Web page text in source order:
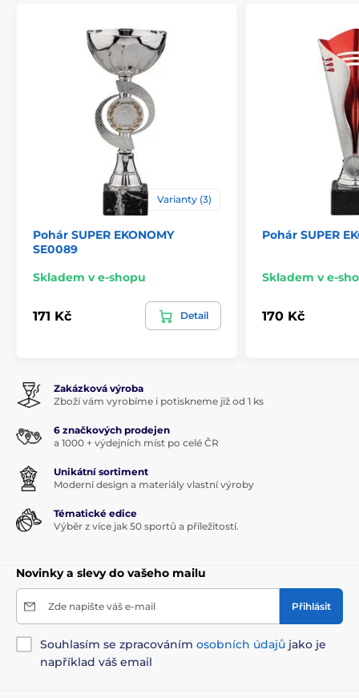
Typ ocenění
Způsob personalizace
Varianty (3)
Pohár SUPER EKONOMY
SE0089
Skladem v e-shopu
171 Kč Detail
Pohár SUPER
Skladem v e-
170 Kč
Zakázková výroba
Zboží vám vyrobíme i potiskneme již od 1 ks
6 značkových prodejen
a 1000 + výdejních míst po celé ČR
Unikátní sortiment
Moderní design a materiály vlastní výroby
Tématické edice
Výběr z více jak 50 sportů a příležitostí.
Novinky a slevy do vašeho mailu
Zde napište váš e-mail Přihlásit
Souhlasím se zpracováním osobních údajů jako je
například váš email